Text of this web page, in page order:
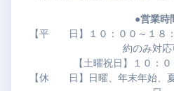
●営業時
【平 日】１０：００～１８
約のみ対応
【土曜祝日】１０：
【休 日】日曜、年末年始、